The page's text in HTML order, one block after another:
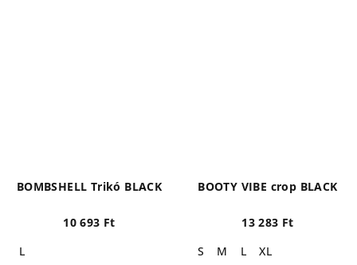
BOMBSHELL Trikó BLACK
10 693 Ft
L
BOOTY VIBE crop BLACK
13 283 Ft
S
M L XL